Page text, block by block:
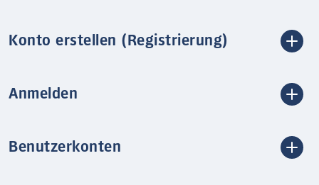
Konto erstellen (Registrierung)
Anmelden
Benutzerkonten